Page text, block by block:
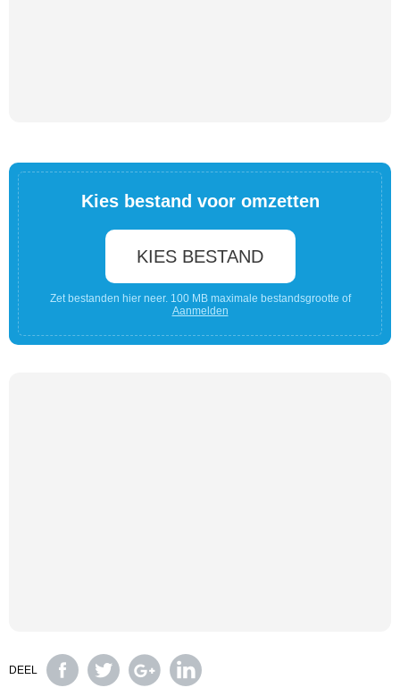
Kies bestand voor omzetten
KIES BESTAND
Zet bestanden hier neer. 100 MB maximale bestandsgrootte of
Aanmelden
DEEL